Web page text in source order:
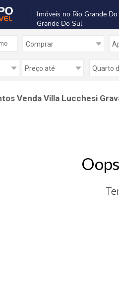
Imóveis no Rio Grande
Grande Do Sul
Venda Villa Lucchesi